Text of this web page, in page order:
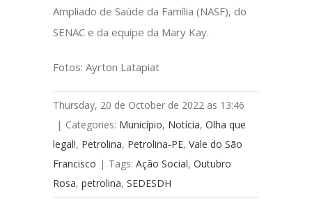
Ampliado de Saúde da Família (NASF), do
SENAC e da equipe da Mary Kay.
Fotos: Ayrton Latapiat
Thursday, 20 de October de 2022 as 13:46
| Categories: Município, Notícia,Olha que
legal!, Petrolina, Petrolina-PE,Vale do São
Francisco | Tags:Ação Social,Outubro
Rosa,petrolina,SEDESDH